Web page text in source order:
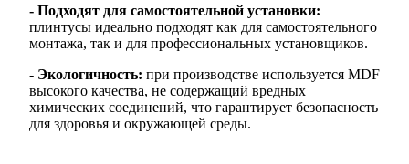
- Подходят для самостоятельной установки:
плинтусы идеально подходят как для самостоятельного
монтажа, так и для профессиональных установщиков.
- Экологичность: при производстве используется MDF
высокого качества, не содержащий вредных
химических соединений, что гарантирует безопасность
для здоровья и окружающей среды.